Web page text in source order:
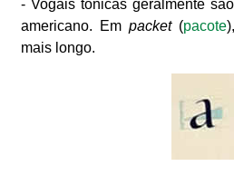
- Vogais tônicas geralmente
americano. Em packet(pacote
mais longo.